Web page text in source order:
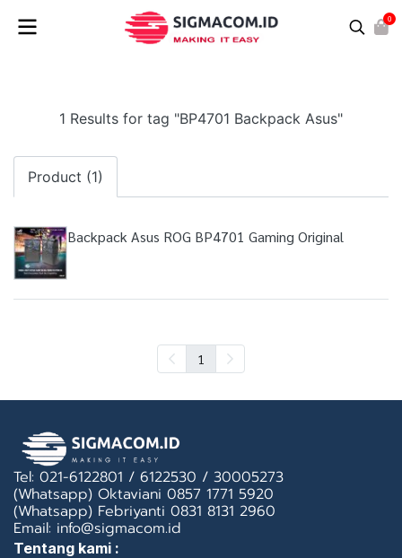
0
1 Results for tag "BP4701 Backpack Asus"
Product (1)
Backpack Asus ROG BP4701 Gaming Original
1
Tel: 021-6122801 / 6122530 / 30005273
(Whatsapp) Oktaviani 0857 1771 5920
(Whatsapp) Febriyanti 0831 8131 2960
Email: info@sigmacom.id
Tentang kami :